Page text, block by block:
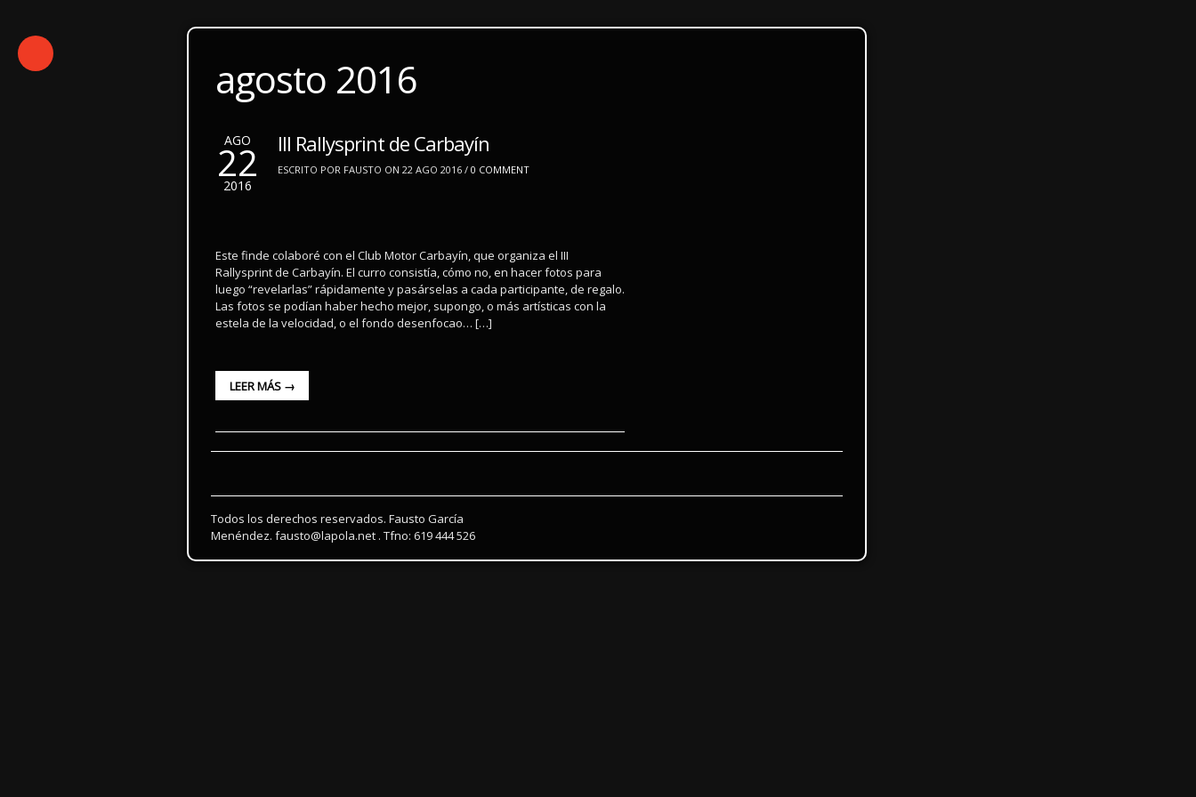
agosto 2016
AGO
22
2016
III Rallysprint de Carbayín
ESCRITO POR FAUSTO ON 22 AGO 2016 / 0 COMMENT
Este finde colaboré con el Club Motor Carbayín, que organiza el III
Rallysprint de Carbayín. El curro consistía, cómo no, en hacer fotos para
luego “revelarlas” rápidamente y pasárselas a cada participante, de regalo.
Las fotos se podían haber hecho mejor, supongo, o más artísticas con la
estela de la velocidad, o el fondo desenfocao… […]
LEER MÁS →
Todos los derechos reservados. Fausto García
Menéndez. fausto@lapola.net . Tfno: 619 444 526